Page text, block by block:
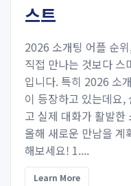
스트
2026 소개팅 어플 순
직접 만나는 것보다 스
입니다. 특히 2026 소
이 등장하고 있는데요
고 실제 대화가 활발
올해 새로운 만남을 계
해보세요! 1....
Learn More